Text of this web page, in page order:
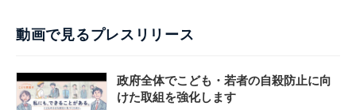
動画で見るプレスリリース
政府全体でこども・若者の自殺防止に向
けた取組を強化します